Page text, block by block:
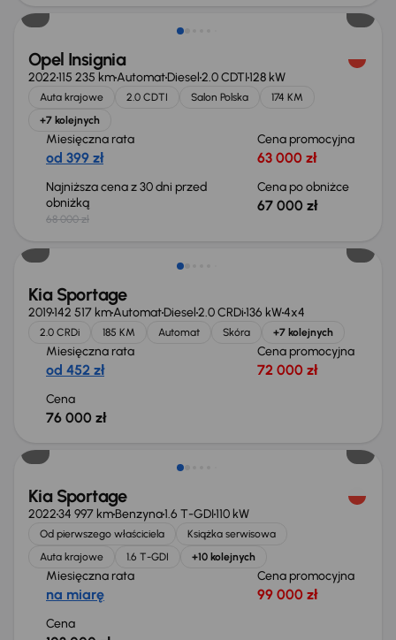
Opel Insignia
2022115 235 kmAutomatDiesel2.0 CDTI128 kW
Auta krajowe 2.0 CDTI Salon Polska
174 KM
+7 kolejnych
Miesięczna rata
od 399 zł
Cena promocyjna
63 000 zł
Najniższa cena z 30 dni przed
obniżką
68 000 zł
Cena po obniżce
67 000 zł
Kia Sportage
2019142 517 kmAutomatDiesel2.0 CRDi136 kW4x4
2.0 CRDi 185 KM Automat Skóra +7 kolejnych
Miesięczna rata
od 452 zł
Cena promocyjna
72 000 zł
Cena
76 000 zł
Kia Sportage
202234 997 kmBenzyna1.6 T-GDI110 kW
Od pierwszego właściciela
Książka serwisowa
Auta krajowe
1.6 T-GDI +10 kolejnych
Miesięczna rata
na miarę
Cena promocyjna
99 000 zł
Cena